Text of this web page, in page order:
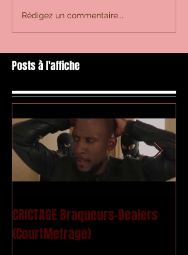
Rédigez un commentaire...
Posts à l'affiche
CRICTAGE Braqueurs-Dealers
(CourtMetrage)